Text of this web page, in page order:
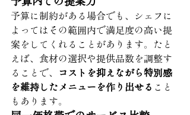
予算に制約がある場合でも、シェフに
よってはその範囲内で満足度の高い提
案をしてくれることがあります。たと
えば、食材の選択や提供品数を調整す
ることで、 コストを抑えながら特別感
を維持したメニューを作り出せる こと
もあります。